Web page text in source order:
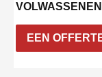
VOLWASSENEN
EEN